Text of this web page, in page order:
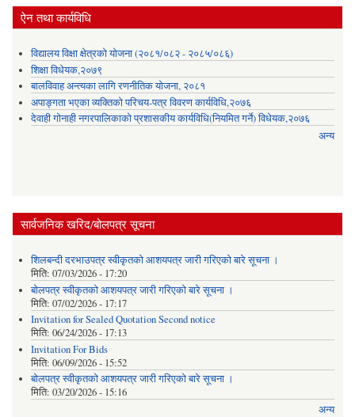
ऐन तथा कार्यविधि
विद्यालय विक्षा क्षेत्रको योजना (२०८१/०८२ - २०८५/०८६)
शिक्षा विधेयक,२०७९
बालविवाह अन्त्यका लागि रणनीतिक योजना, २०८१
अपाङ्गता भएका व्यक्तिको परिचय-पत्र विवरण कार्यविधि,२०७६
देवाही गोनाही नगरपालिकाको प्रशासकीय कार्यविधि(नियमित गर्ने) विधेयक,२०७६
अन्य
सार्वजनिक खरिद/बोलपत्र सूचना
शिलबन्दी दरभाउपत्र स्वीकृतको आशयपत्र जारी गरिएको बारे सूचना ।
मिति: 07/03/2026 - 17:20
बोलपत्र स्वीकृतको आशयपत्र जारी गरिएको बारे सूचना ।
मिति: 07/02/2026 - 17:17
Invitation for Sealed Quotation Second notice
मिति: 06/24/2026 - 17:13
Invitation For Bids
मिति: 06/09/2026 - 15:52
बोलपत्र स्वीकृतको आशयपत्र जारी गरिएको बारे सूचना ।
मिति: 03/20/2026 - 15:16
अन्य